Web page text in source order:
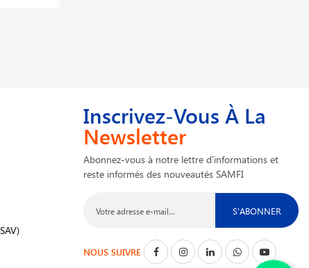
Inscrivez-Vous À La
Newsletter
Abonnez-vous à notre lettre d'informations et
reste informés des nouveautés SAMFI
S'ABONNER
NOUS SUIVRE